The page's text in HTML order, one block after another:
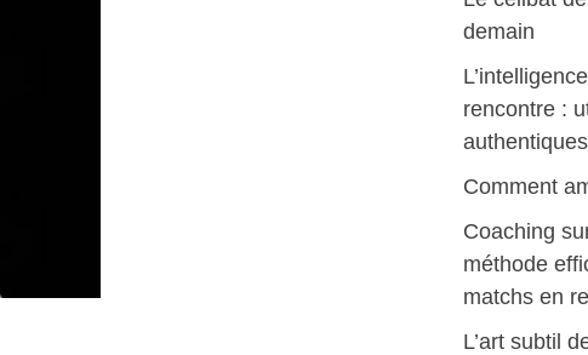
demain
rencontre :
Comment
Coaching
méthode
matchs en
L’art subtil